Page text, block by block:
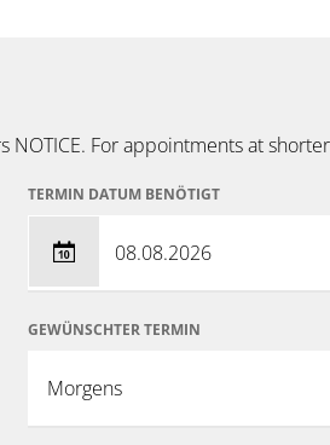
For appointments at
TERMIN DATUM BENÖTIGT
GEWÜNSCHTER TERMIN